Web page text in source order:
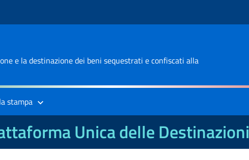
e la destinazione dei beni sequestrati e confiscati alla
stampa
Unica delle Destinazioni